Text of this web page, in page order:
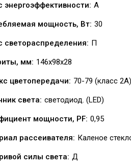
энергоэффективности: А
мощность, Вт: 30
светораспределения: П
мм: 146х98х28
цветопередачи: 70-79 (класс 2A)
света: светодиод. (LED)
мощности, PF: 0,95
рассеивателя: Каленое
силы света: Д